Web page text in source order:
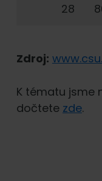
28
Zdroj:
K tématu jsme
dočtete zde.